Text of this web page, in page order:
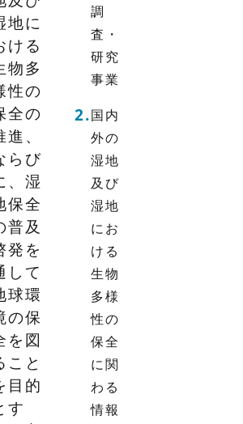
地に
ける
物多
性の
全の
進、
らび
、湿
保全
普及
発を
して
球環
の保
を図
こと
目的
す
調
査・
研究
事業
国内
外の
湿地
及び
湿地
にお
ける
生物
多様
性の
保全
に関
わる
情報